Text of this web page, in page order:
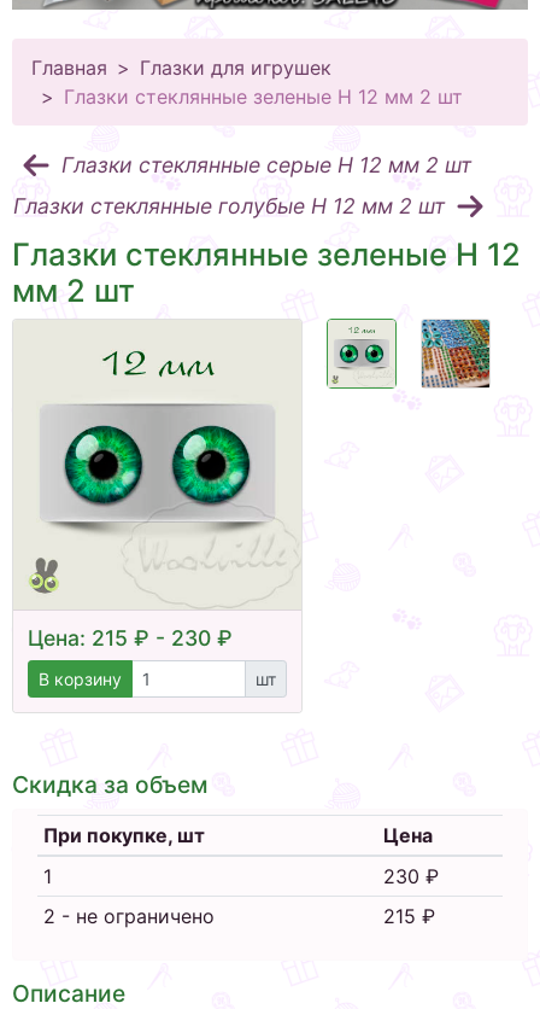
Главная
Глазки для игрушек
Глазки стеклянные зеленые Н 12 мм 2 шт
Глазки стеклянные серые Н 12 мм 2 шт
Глазки стеклянные голубые Н 12 мм 2 шт
Глазки стеклянные зеленые Н 12
мм 2 шт
Цена: 215 ₽ - 230 ₽
В корзину шт
Скидка за объем
При покупке, шт
Цена
1
230 ₽
2 - не ограничено
215 ₽
Описание